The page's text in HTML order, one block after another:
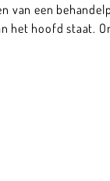
een
het hoofd staat.